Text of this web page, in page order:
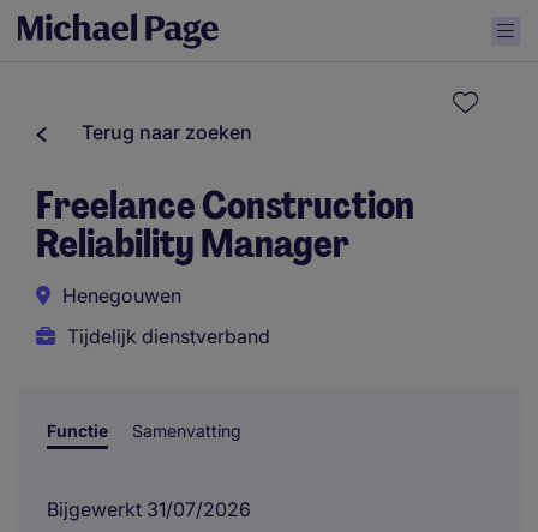
Terug naar zoeken
Freelance Construction
Reliability Manager
Henegouwen
Tijdelijk dienstverband
Functie Samenvatting
Bijgewerkt 31/07/2026